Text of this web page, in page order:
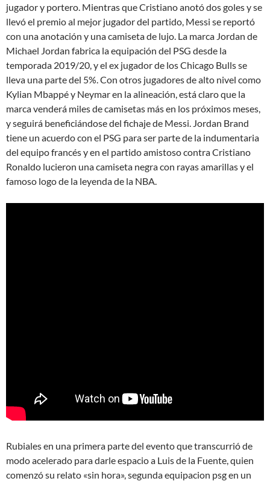
jugador y portero. Mientras que Cristiano anotó dos goles y se
llevó el premio al mejor jugador del partido, Messi se reportó
con una anotación y una camiseta de lujo. La marca Jordan de
Michael Jordan fabrica la equipación del PSG desde la
temporada 2019/20, y el ex jugador de los Chicago Bulls se
lleva una parte del 5%. Con otros jugadores de alto nivel como
Kylian Mbappé y Neymar en la alineación, está claro que la
marca venderá miles de camisetas más en los próximos meses,
y seguirá beneficiándose del fichaje de Messi. Jordan Brand
tiene un acuerdo con el PSG para ser parte de la indumentaria
del equipo francés y en el partido amistoso contra Cristiano
Ronaldo lucieron una camiseta negra con rayas amarillas y el
famoso logo de la leyenda de la NBA.
Rubiales en una primera parte del evento que transcurrió de
modo acelerado para darle espacio a Luis de la Fuente, quien
comenzó su relato «sin hora», segunda equipacion psg en un